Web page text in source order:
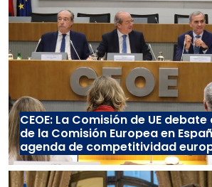
CEOE: La Comisión de UE
de la Comisión Europea en
agenda de competitividad